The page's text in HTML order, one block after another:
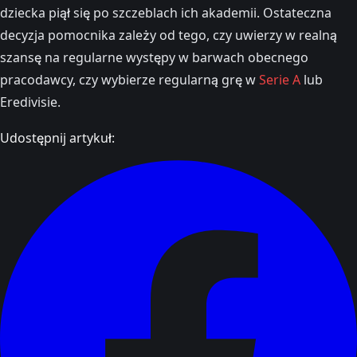
dziecka piął się po szczeblach ich akademii. Ostateczna
decyzja pomocnika zależy od tego, czy uwierzy w realną
szansę na regularne występy w barwach obecnego
pracodawcy, czy wybierze regularną grę wSerie A lub
Eredivisie.
Udostępnij artykuł: